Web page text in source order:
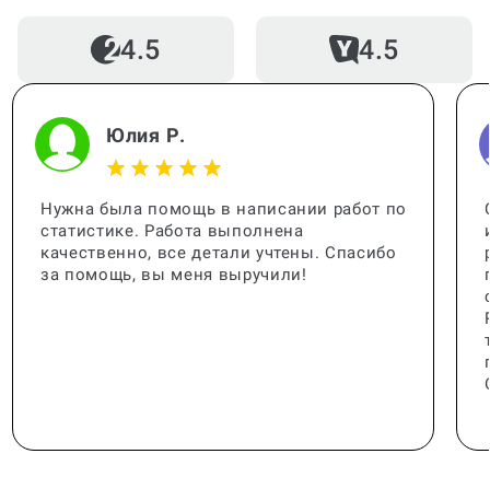
Когда и как нужно оплачивать
заказ?
4.5 4.5
Юлия Р.
Нужна была помощь в написании работ по
статистике. Работа выполнена
качественно, все детали учтены. Спасибо
за помощь, вы меня выручили!